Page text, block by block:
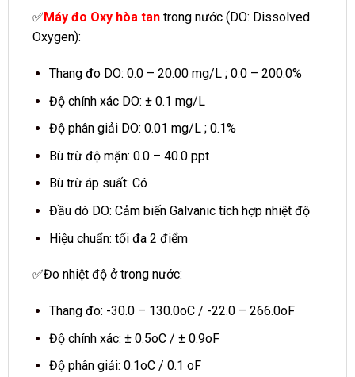
✅ Máy đo Oxy hòa tan trong nước (DO: Dissolved
Oxygen):
Thang đo DO: 0.0 – 20.00 mg/L ; 0.0 – 200.0%
Độ chính xác DO: ± 0.1 mg/L
Độ phân giải DO: 0.01 mg/L ; 0.1%
Bù trừ độ mặn: 0.0 – 40.0 ppt
Bù trừ áp suất: Có
Đầu dò DO: Cảm biến Galvanic tích hợp nhiệt độ
Hiệu chuẩn: tối đa 2 điểm
✅Đo nhiệt độ ở trong nước:
Thang đo: -30.0 – 130.0oC / -22.0 – 266.0oF
Độ chính xác: ± 0.5oC / ± 0.9oF
Độ phân giải: 0.1oC / 0.1 oF